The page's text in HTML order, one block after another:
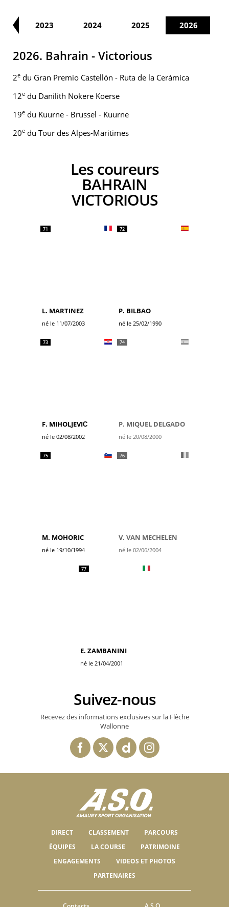
2023 2024 2025 2026
2026. Bahrain - Victorious
2e du Gran Premio Castellón - Ruta de la Cerámica
12e du Danilith Nokere Koerse
19e du Kuurne - Brussel - Kuurne
20e du Tour des Alpes-Maritimes
Les coureurs
BAHRAIN
VICTORIOUS
71
L. MARTINEZ
né le 11/07/2003
72
P. BILBAO
né le 25/02/1990
73
F. MIHOLJEVIĆ
né le 02/08/2002
74
P. MIQUEL DELGADO
né le 20/08/2000
75
M. MOHORIC
né le 19/10/1994
76
V. VAN MECHELEN
né le 02/06/2004
77
E. ZAMBANINI
né le 21/04/2001
Suivez-nous
Recevez des informations exclusives sur la Flèche
Wallonne
DIRECT CLASSEMENT
PARCOURS
ÉQUIPES
LA COURSE
PATRIMOINE
ENGAGEMENTS
VIDEOS ET PHOTOS
PARTENAIRES